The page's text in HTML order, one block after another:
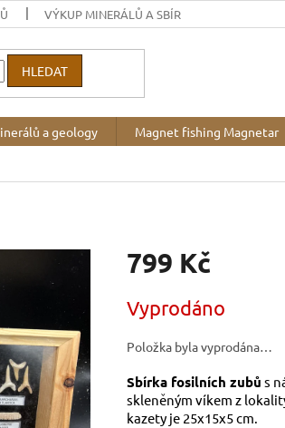
VÝKUP MINERÁLŮ A SBÍREK
HLEDAT
a geology Magnet fishing Magnetar
799 Kč
cena:
Vyprodáno
Položka byla vyprodána…
Sbírka fosilních zubů s
skleněným víkem z
kazety je 25x15x5 cm.